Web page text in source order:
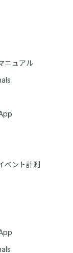
ニュアル
ベント計測